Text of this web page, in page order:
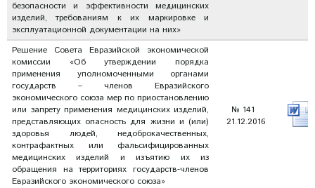
безопасности и эффективности медицинских
изделий, требованиям к их маркировке и
эксплуатационной документации на них»
Решение Совета Евразийской экономической
комиссии «Об утверждении порядка
применения уполномоченными органами
государств – членов Евразийского
экономического союза мер по приостановлению
или запрету применения медицинских изделий,
представляющих опасность для жизни и (или)
здоровья людей, недоброкачественных,
контрафактных или фальсифицированных
медицинских изделий и изъятию их из
обращения на территориях государств-членов
Евразийского экономического союза»
№ 141
21.12.2016